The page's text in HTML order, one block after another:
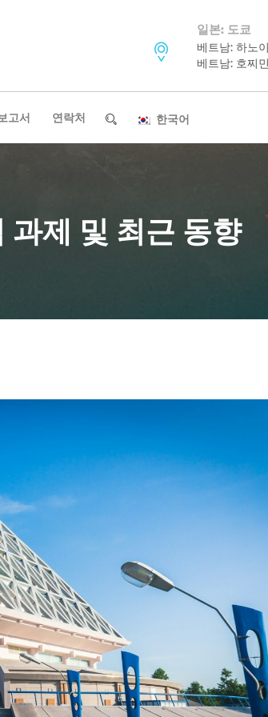
일본: 도쿄
베트남: 하노
베트남: 호찌
고서 연락처 한국어
제 및 최근 동향